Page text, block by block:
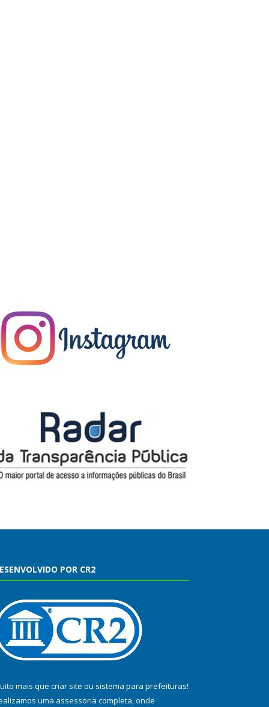
POR CR2
mais que criar site ou sistema para prefeituras!
uma assessoria completa, onde